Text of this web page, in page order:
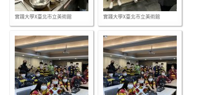
實踐大學X臺北市立美術館 實踐大學X臺北市立美術館